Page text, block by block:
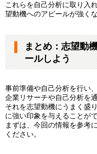
これらを自己分析に取り入
望動機へのアピールが強くな
まとめ：志望動
ールしよう
事前準備や自己分析を行い
企業リサーチや自己分析を
それを志望動機にうまく盛
に強い印象を与えることがで
まずは、今回の情報を参考
ください。